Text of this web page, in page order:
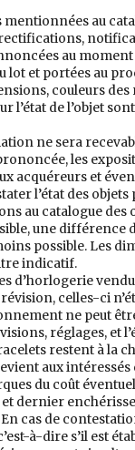
au
au moment
lot et portées au
couleurs
l’état de l’objet
ne sera
les
acquéreurs et
l’état des objets
au catalogue des
une différence
possible. Les
indicatif.
d’horlogerie
celles-ci
ne peut
réglages, et
restent à la
aux
du coût
dernier
cas de
à-dire s’il est